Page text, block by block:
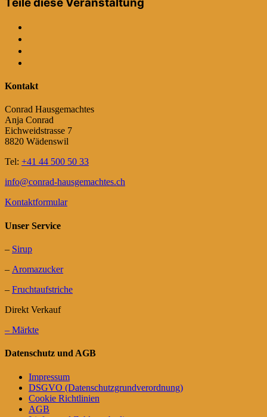
Teile diese Veranstaltung
Kontakt
Conrad Hausgemachtes
Anja Conrad
Eichweidstrasse 7
8820 Wädenswil
Tel: +41 44 500 50 33
info@conrad-hausgemachtes.ch
Kontaktformular
Unser Service
– Sirup
– Aromazucker
– Fruchtaufstriche
Direkt Verkauf
– Märkte
Datenschutz und AGB
Impressum
DSGVO (Datenschutzgrundverordnung)
Cookie Richtlinien
AGB